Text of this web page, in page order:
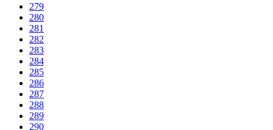
279
280
281
282
283
284
285
286
287
288
289
290